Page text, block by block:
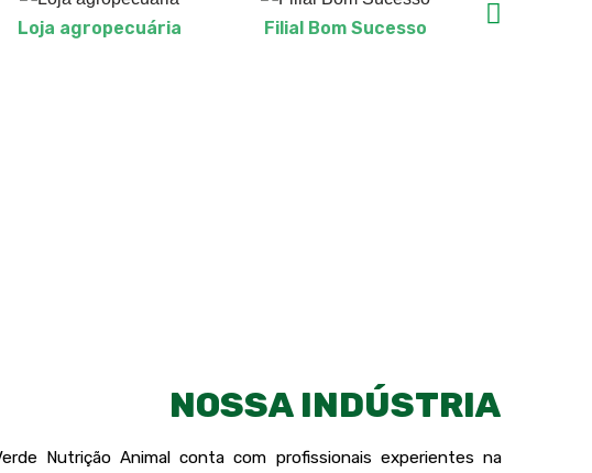
Loja agropecuária Filial Bom Sucesso
NOSSA INDÚSTRIA
Nutrição Animal conta com profissionais experientes na